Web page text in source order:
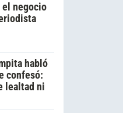
negocio
habló
confesó:
lealtad ni